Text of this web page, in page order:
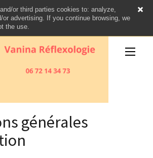
or third parties cookies to: analyze,
or advertising. If you continue browsing, we
the use.
générales